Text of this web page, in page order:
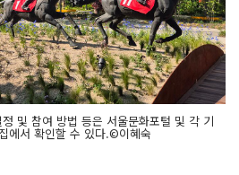
및 참여 방법 등은 서울문화포털 및 각 기
에서 확인할 수 있다.©이혜숙